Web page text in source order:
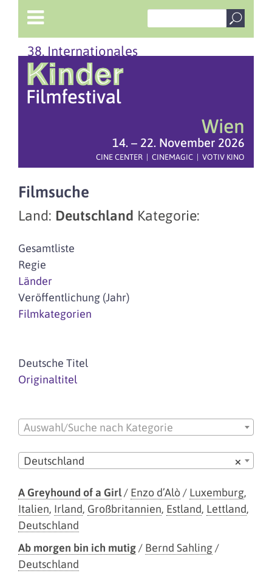
38. Internationales
Wien
14. – 22. November 2026
CINE CENTER | CINEMAGIC | VOTIV KINO
Filmsuche
Land: Deutschland Kategorie:
Gesamtliste
Regie
Länder
Veröffentlichung (Jahr)
Filmkategorien
Deutsche Titel
Originaltitel
Auswahl/Suche nach Kategorie
×
Deutschland
A Greyhound of a Girl/ Enzo d’Alò/ Luxemburg,
Italien, Irland, Großbritannien, Estland, Lettland,
Deutschland
Ab morgen bin ich mutig/ Bernd Sahling/
Deutschland